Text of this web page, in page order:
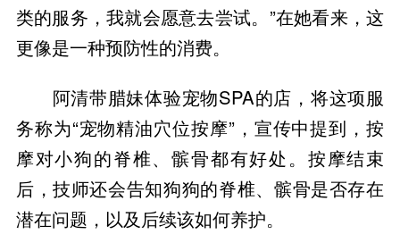
类的服务，我就会愿意去尝试。”在她看来，这
更像是一种预防性的消费。
阿清带腊妹体验宠物SPA的店，将这项服
务称为“宠物精油穴位按摩”，宣传中提到，按
摩对小狗的脊椎、髌骨都有好处。按摩结束
后，技师还会告知狗狗的脊椎、髌骨是否存在
潜在问题，以及后续该如何养护。